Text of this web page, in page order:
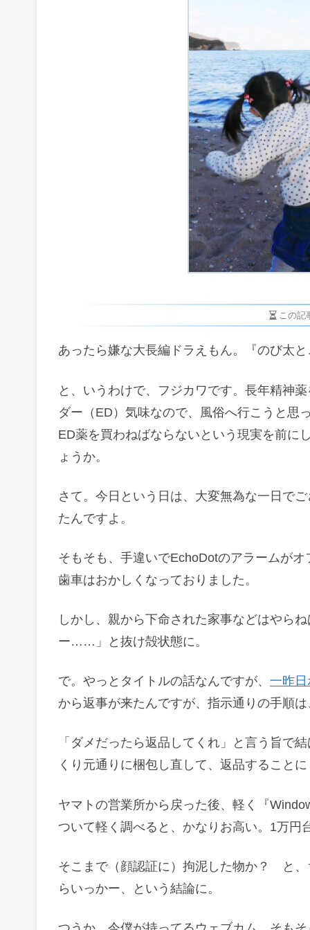
この記
あったら嫌な大長編ドラえもん。『のび太
と、いうわけで、フジカワです。長年精神
ダー（ED）気味なので、風俗へ行こうと思
ED薬を買わねばならないという現実を前に
ょうか。
さて。今日という日は、大変無為な一日で
たんですよ。
そもそも、手違いでEchoDotのアラームが
歯車はおかしくなっておりました。
しかし、親から下命された家事などはやら
ー……」と抜け殻状態に。
で。やっとタイトルの話なんですが、 一昨
から返事が来たんですが、指示通りの手順
「ダメだったら返品してくれ」と言う旨で
くり元通りに梱包し直して、返品すること
ヤマトの営業所から戻った後、軽く『
ついて軽く調べると、かなりお高い。1万円
そこまで（顔認証に）拘泥した物か？ と
らいっかー、という結論に。